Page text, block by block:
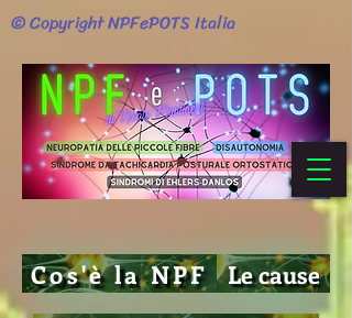
© Copyright NPFePOTS Italia
Cos'è la NPF Le cause